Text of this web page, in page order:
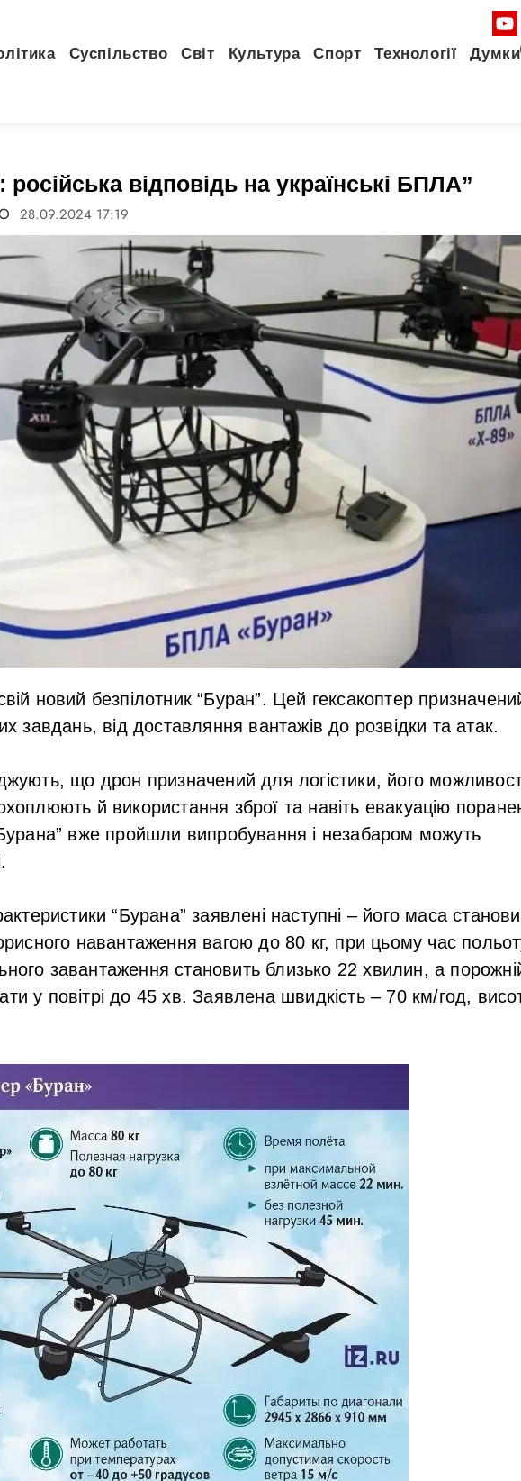
Суспільство Світ Культура Спорт Технології Думки
відповідь на українські БПЛА”
28.09.2024 17:19
новий безпілотник “Буран”. Цей гексакоптер
завдань, від доставляння вантажів до розвідки та атак.
що дрон призначений для логістики, його
й використання зброї та навіть евакуацію
вже пройшли випробування і незабаром можуть
“Бурана” заявлені наступні – його маса
навантаження вагою до 80 кг, при цьому час
завантаження становить близько 22 хвилин, а
у повітрі до 45 хв. Заявлена швидкість – 70 км/год,